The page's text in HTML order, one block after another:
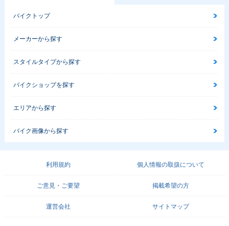
バイクトップ
メーカーから探す
スタイルタイプから探す
バイクショップを探す
エリアから探す
バイク画像から探す
利用規約 個人情報の取扱について
ご意見・ご要望 掲載希望の方
運営会社 サイトマップ